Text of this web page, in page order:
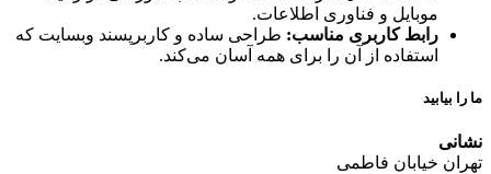
موبایل و فناوری اطلاعات.
رابط کاربری مناسب: طراحی ساده و کاربرپسند وبسایت که
استفاده از آن را برای همه آسان می‌کند.
ما را بیابید
نشانی
تهران خیابان فاطمی